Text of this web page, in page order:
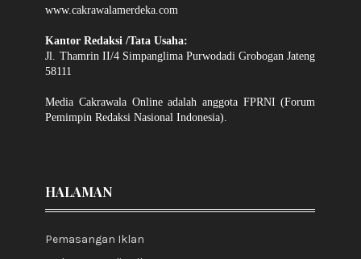
www.cakrawalamerdeka.com
Kantor Redaksi /Tata Usaha:
Jl. Thamrin II/4 Simpanglima Purwodadi Grobogan Jateng
58111
Media Cakrawala Online adalah anggota FPRNI (Forum
Pemimpin Redaksi Nasional Indonesia).
HALAMAN
Pemasangan Iklan